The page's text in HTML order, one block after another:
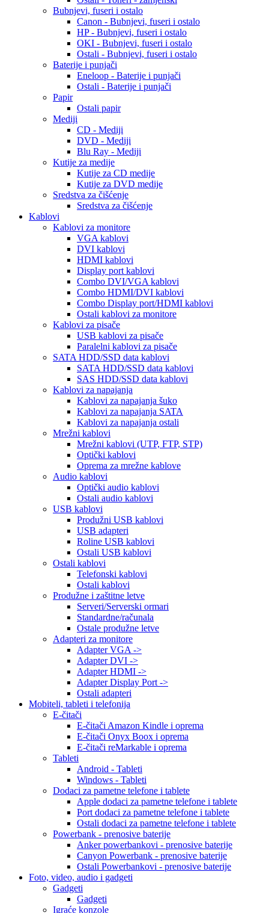
Bubnjevi, fuseri i ostalo
Canon - Bubnjevi, fuseri i ostalo
HP - Bubnjevi, fuseri i ostalo
OKI - Bubnjevi, fuseri i ostalo
Ostali - Bubnjevi, fuseri i ostalo
Baterije i punjači
Eneloop - Baterije i punjači
Ostali - Baterije i punjači
Papir
Ostali papir
Mediji
CD - Mediji
DVD - Mediji
Blu Ray - Mediji
Kutije za medije
Kutije za CD medije
Kutije za DVD medije
Sredstva za čišćenje
Sredstva za čišćenje
Kablovi
Kablovi za monitore
VGA kablovi
DVI kablovi
HDMI kablovi
Display port kablovi
Combo DVI/VGA kablovi
Combo HDMI/DVI kablovi
Combo Display port/HDMI kablovi
Ostali kablovi za monitore
Kablovi za pisače
USB kablovi za pisače
Paralelni kablovi za pisače
SATA HDD/SSD data kablovi
SATA HDD/SSD data kablovi
SAS HDD/SSD data kablovi
Kablovi za napajanja
Kablovi za napajanja šuko
Kablovi za napajanja SATA
Kablovi za napajanja ostali
Mrežni kablovi
Mrežni kablovi (UTP, FTP, STP)
Optički kablovi
Oprema za mrežne kablove
Audio kablovi
Optički audio kablovi
Ostali audio kablovi
USB kablovi
Produžni USB kablovi
USB adapteri
Roline USB kablovi
Ostali USB kablovi
Ostali kablovi
Telefonski kablovi
Ostali kablovi
Produžne i zaštitne letve
Serveri/Serverski ormari
Standardne/računala
Ostale produžne letve
Adapteri za monitore
Adapter VGA ->
Adapter DVI ->
Adapter HDMI ->
Adapter Display Port ->
Ostali adapteri
Mobiteli, tableti i telefonija
E-čitači
E-čitači Amazon Kindle i oprema
E-čitači Onyx Boox i oprema
E-čitači reMarkable i oprema
Tableti
Android - Tableti
Windows - Tableti
Dodaci za pametne telefone i tablete
Apple dodaci za pametne telefone i tablete
Port dodaci za pametne telefone i tablete
Ostali dodaci za pametne telefone i tablete
Powerbank - prenosive baterije
Anker powerbankovi - prenosive baterije
Canyon Powerbank - prenosive baterije
Ostali Powerbankovi - prenosive baterije
Foto, video, audio i gadgeti
Gadgeti
Gadgeti
Igraće konzole